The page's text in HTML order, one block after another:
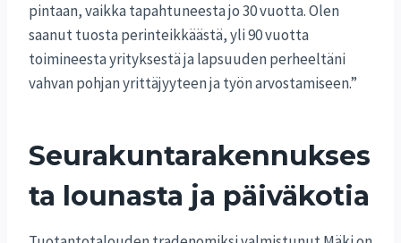
pintaan, vaikka tapahtuneesta jo 30 vuotta. Olen
saanut tuosta perinteikkäästä, yli 90 vuotta
toimineesta yrityksestä ja lapsuuden perheeltäni
vahvan pohjan yrittäjyyteen ja työn arvostamiseen.”
Seurakuntarakennukses
ta lounasta ja päiväkotia